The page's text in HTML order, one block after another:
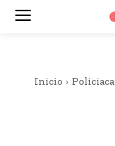
Inicio Policiaca